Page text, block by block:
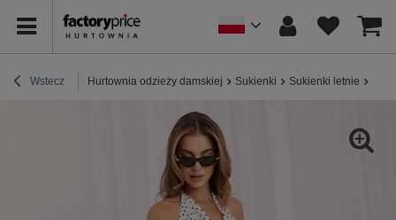
Wstecz Hurtownia odzieży damskiej Sukienki Sukienki letnie